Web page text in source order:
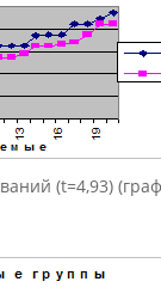
(t=4,93)